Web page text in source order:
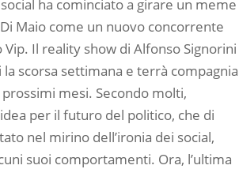
ha cominciato a girare un meme
Maio come un nuovo concorrente
Il reality show di Alfonso Signorini
scorsa settimana e terrà compagnia
mesi. Secondo molti,
per il futuro del politico, che di
nel mirino dell’ironia dei social,
suoi comportamenti. Ora, l’ultima